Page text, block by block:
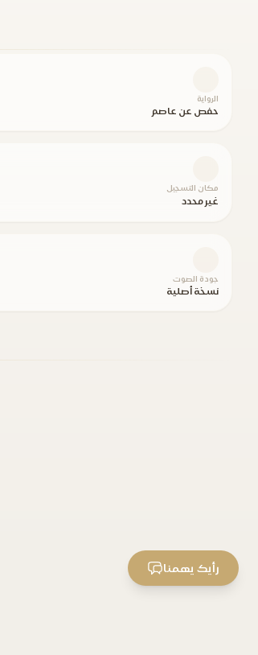
الرواية
حفص عن عاصم
مكان التسجيل
غير محدد
جودة الصوت
نسخة أصلية
رأيك يهمنا